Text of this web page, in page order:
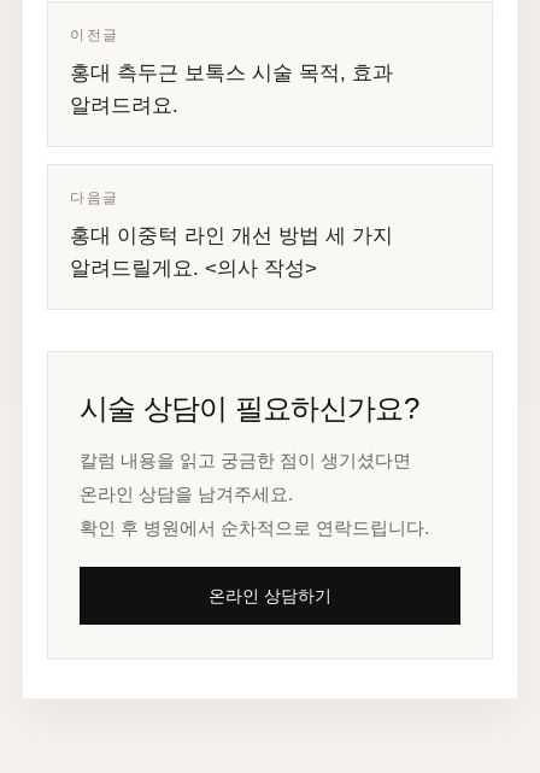
이전글
홍대 측두근 보톡스 시술 목적, 효과
알려드려요.
다음글
홍대 이중턱 라인 개선 방법 세 가지
알려드릴게요. <의사 작성>
시술 상담이 필요하신가요?
칼럼 내용을 읽고 궁금한 점이 생기셨다면
온라인 상담을 남겨주세요.
확인 후 병원에서 순차적으로 연락드립니다.
온라인 상담하기